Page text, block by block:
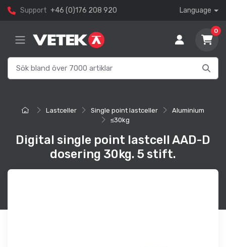
Support +46 (0)176 208 920 Language
0
Lastceller Single point lastceller
Aluminium
≤30kg
Digital single point lastcell AAD-D
dosering 30kg. 5 stift.